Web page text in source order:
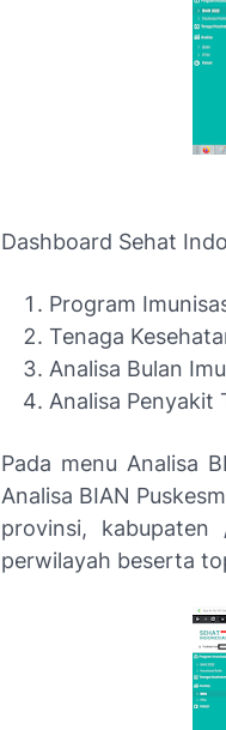
Dashboard Sehat
Program
Tenaga
Analisa Bulan
Analisa Penyakit
Pada menu Analisa
Analisa BIAN
provinsi,
perwilayah beserta